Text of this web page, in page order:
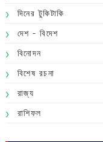
দিনের টুকিটাকি
দেশ - বিদেশ
বিনোদন
বিশেষ রচনা
রাজ্য
রাশিফল